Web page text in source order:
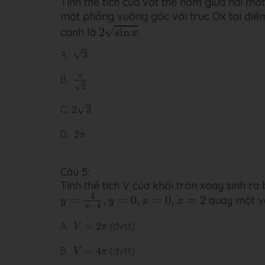
mặt phẳng vuông góc với trục Ox tại
cạnh là 2√sin x
2 sinx
.
A. √ 3
B. π
√3
π3
C. 2√ 3
2
D. 2π
2π
Câu 5:
Tính thể tích V của khối tròn xoay sinh
y = 4
x 4 , y = 0, x = 0, x = 2
y = 4 x−4 y= 0 x =0,x =2
quay một
A. V = 2π
V= π (đvtt)
B. V = 4π
V= (đvtt)